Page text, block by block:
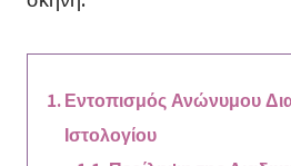
Εντοπισμός Ανώνυμου
Ιστολογίου